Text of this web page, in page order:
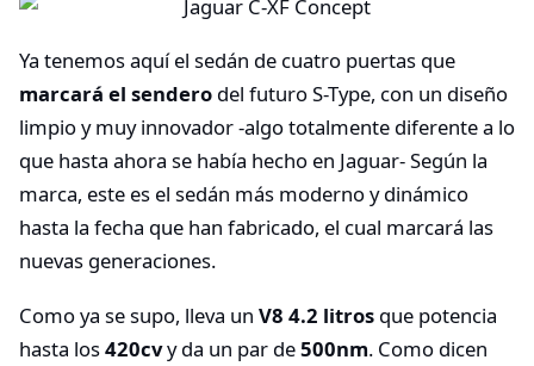
Ya tenemos aquí el sedán de cuatro puertas que
marcará el sendero del futuro S-Type, con un diseño
limpio y muy innovador -algo totalmente diferente a lo
que hasta ahora se había hecho en Jaguar- Según la
marca, este es el sedán más moderno y dinámico
hasta la fecha que han fabricado, el cual marcará las
nuevas generaciones.
Como ya se supo, lleva un V8 4.2 litros que potencia
hasta los420cvy da un par de500nm. Como dicen